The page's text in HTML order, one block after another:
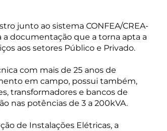
junto ao sistema CONFEA/CREA-
a documentação que a torna apta a
aos setores Público e Privado.
com mais de 25 anos de
em campo, possui também,
transformadores e bancos de
nas potências de 3 a 200kVA.
de Instalações Elétricas, a